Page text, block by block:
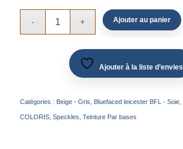
Ajouter au panier
Ajouter à la liste d’envies
Catégories : Beige - Gris, Bluefaced leicester BFL - Soie,
COLORIS, Speckles, Teinture Par bases